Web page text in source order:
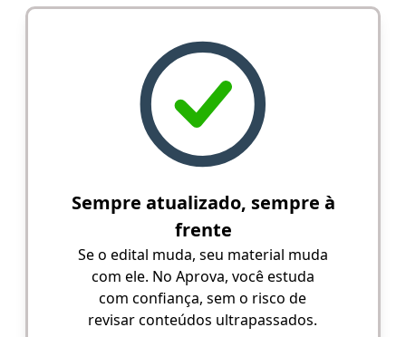
Sempre atualizado, sempre à
frente
Se o edital muda, seu material muda
com ele. No Aprova, você estuda
com confiança, sem o risco de
revisar conteúdos ultrapassados.